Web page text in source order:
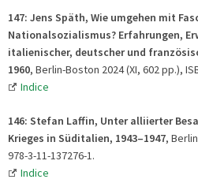
147: Jens Späth, Wie umgehen mit
Nationalsozialismus? Erfahrungen,
italienischer, deutscher und
1960, Berlin-Boston 2024 (XI, 602 pp.),
Indice
146: Stefan Laffin, Unter alliierter
Krieges in Süditalien, 1943–1947,
978-3-11-137276-1.
Indice